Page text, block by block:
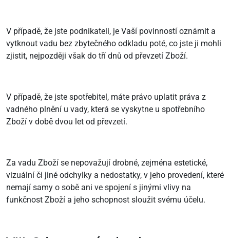
V případě, že jste podnikateli, je Vaší povinností oznámit a
vytknout vadu bez zbytečného odkladu poté, co jste ji mohli
zjistit, nejpozději však do tří dnů od převzetí Zboží.
V případě, že jste spotřebitel, máte právo uplatit práva z
vadného plnění u vady, která se vyskytne u spotřebního
Zboží v době dvou let od převzetí.
Za vadu Zboží se nepovažují drobné, zejména estetické,
vizuální či jiné odchylky a nedostatky, v jeho provedení, které
nemají samy o sobě ani ve spojení s jinými vlivy na
funkčnost Zboží a jeho schopnost sloužit svému účelu.